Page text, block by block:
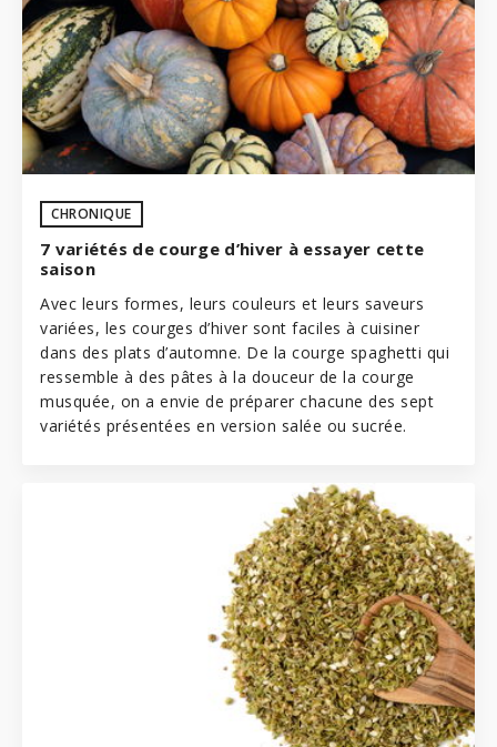
CHRONIQUE
7 variétés de courge d’hiver à essayer cette
saison
Avec leurs formes, leurs couleurs et leurs saveurs
variées, les courges d’hiver sont faciles à cuisiner
dans des plats d’automne. De la courge spaghetti qui
ressemble à des pâtes à la douceur de la courge
musquée, on a envie de préparer chacune des sept
variétés présentées en version salée ou sucrée.